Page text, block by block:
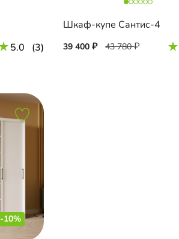
5.0 (3)
Шкаф-купе Сантис-4
39 400 43 780
-10%